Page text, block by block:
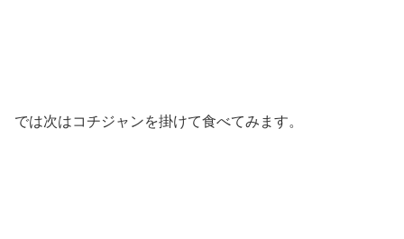
では次はコチジャンを掛けて食べてみます。